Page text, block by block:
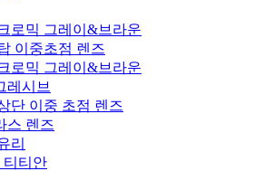
로믹 그레이&브라운
이중초점 렌즈
로믹 그레이&브라운
레시브
단 이중 초점 렌즈
스 렌즈
리
티티안